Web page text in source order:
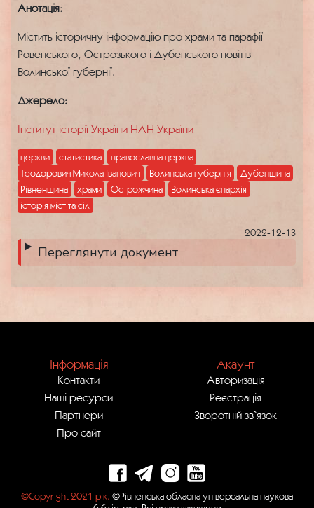
Анотація:
Містить історичну інформацію про храми та парафії
Ровенського, Острозького і Дубенського повітів
Волинської губернії.
Джерело:
Інститут історії України НАН України
церкви статистика
православна церква
Теодорович Микола Іванович
Волинська губернія
Дубенщина
Рівненщина
храми Острожчина
Волинська єпархія
історія міст та сіл
2022-12-13
Переглянути документ
Інформація
Контакти
Наші ресурси
Партнери
Про сайт
Акаунт
Авторизація
Реєстрація
Зворотній зв`язок
©Copyright 2021 рік. ©Рівненська обласна універсальна наукова